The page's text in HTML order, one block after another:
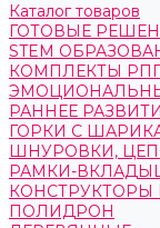
Каталог товаров
ГОТОВЫЕ
STEM
КОМПЛЕКТЫ
РАННЕЕ
ГОРКИ С
ШНУРОВКИ,
РАМКИ-
ПОЛИДРОН